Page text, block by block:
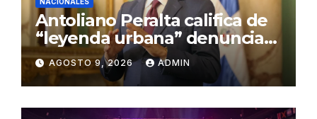
Antoliano Peralta califica de
“leyenda urbana” denuncias
de presiones a jueces de la
SCJ
AGOSTO 9, 2026 ADMIN